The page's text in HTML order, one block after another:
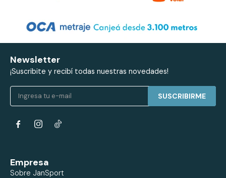
Newsletter
¡Suscribite y recibí todas nuestras novedades!
SUSCRIBIRME
 
Empresa
Sobre JanSport